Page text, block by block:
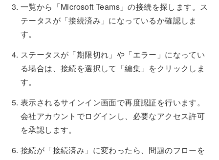
一覧から「Microsoft Teams」の接続を探します。ス
テータスが「接続済み」になっているか確認しま
す。
ステータスが「期限切れ」や「エラー」になってい
る場合は、接続を選択して「編集」をクリックしま
す。
表示されるサインイン画面で再度認証を行います。
会社アカウントでログインし、必要なアクセス許可
を承認します。
接続が「接続済み」に変わったら、問題のフローを